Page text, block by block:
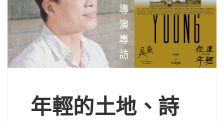
年輕的土地、詩